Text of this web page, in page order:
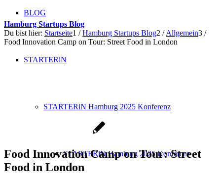
BLOG
STARTERiN
STARTERiN Hamburg 2025 Konferenz
STARTERiN Hamburg 2025 Konferenz
Hamburg Startups Blog
Du bist hier: Startseite1 / Hamburg Startups Blog2 / Allgemein3 /
Food Innovation Camp on Tour: Street Food in London
Food Innovation Camp on Tour: Street
Food in London